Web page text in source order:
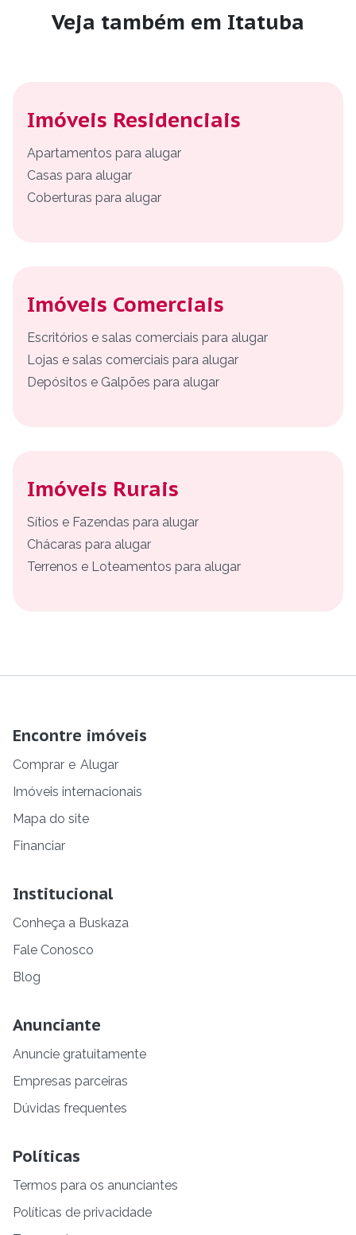
Veja também em Itatuba
Imóveis Residenciais
Apartamentos para alugar
Casas para alugar
Coberturas para alugar
Imóveis Comerciais
Escritórios e salas comerciais para alugar
Lojas e salas comerciais para alugar
Depósitos e Galpões para alugar
Imóveis Rurais
Sítios e Fazendas para alugar
Chácaras para alugar
Terrenos e Loteamentos para alugar
Encontre imóveis
Comprar e Alugar
Imóveis internacionais
Mapa do site
Financiar
Institucional
Conheça a Buskaza
Fale Conosco
Blog
Anunciante
Anuncie gratuitamente
Empresas parceiras
Dúvidas frequentes
Políticas
Termos para os anunciantes
Políticas de privacidade